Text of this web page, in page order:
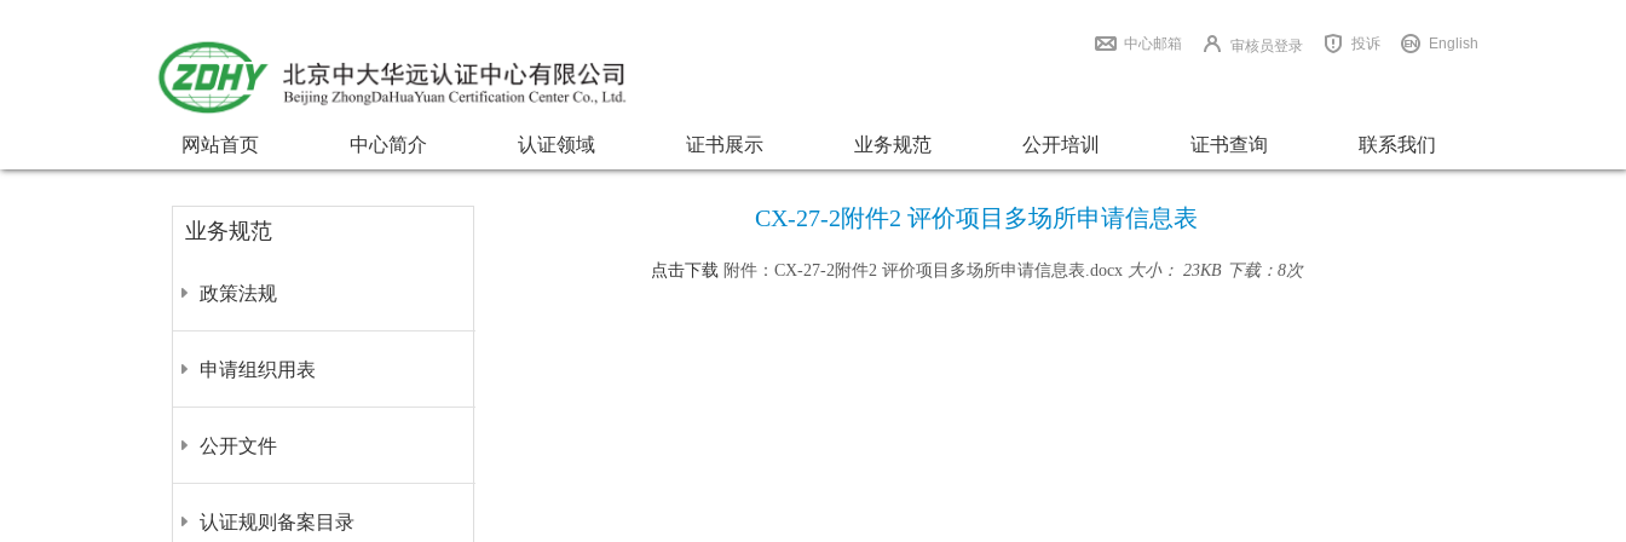
English
投诉
审核员登录
中心邮箱
网站首页 中心简介 认证领域 证书展示 业务规范 公开培训 证书查询 联系我们
CX-27-2附件2 评价项目多场所申请信息表
点击下载附件：CX-27-2附件2 评价项目多场所申请信息表.docx 大小： 23KB 下载： 8次
业务规范
政策法规
申请组织用表
公开文件
认证规则备案目录